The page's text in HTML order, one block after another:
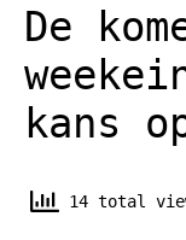
De
kans
14 total